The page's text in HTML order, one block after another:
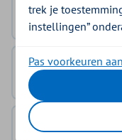
ZieZo Wereld &
geen extra
ZieZo Aanvullend 1
geen extra vergoeding
ZieZo Aanvullend 2
trek je
instellingen”
Pas voorkeuren aan